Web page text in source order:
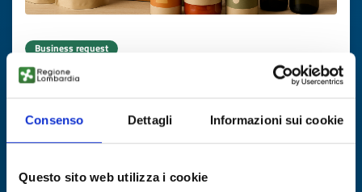
Consenso Dettagli Informazioni sui cookie
Questo sito web utilizza i cookie
Business request
Outsourcing alimentare per private
label
ID: BRDK20251015002